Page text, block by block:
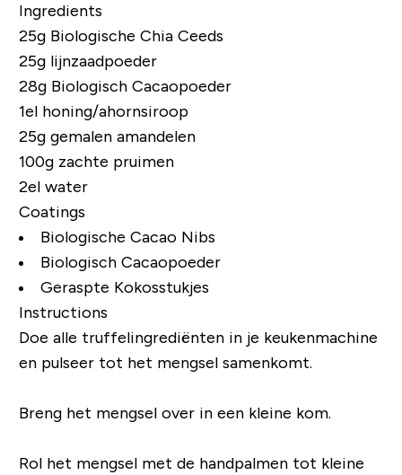
Ingredients
25g Biologische Chia Ceeds
25g lijnzaadpoeder
28g Biologisch Cacaopoeder
1el honing/ahornsiroop
25g gemalen amandelen
100g zachte pruimen
2el water
Coatings
Biologische Cacao Nibs
Biologisch Cacaopoeder
Geraspte Kokosstukjes
Instructions
Doe alle truffelingrediënten in je keukenmachine
en pulseer tot het mengsel samenkomt.
Breng het mengsel over in een kleine kom.
Rol het mengsel met de handpalmen tot kleine